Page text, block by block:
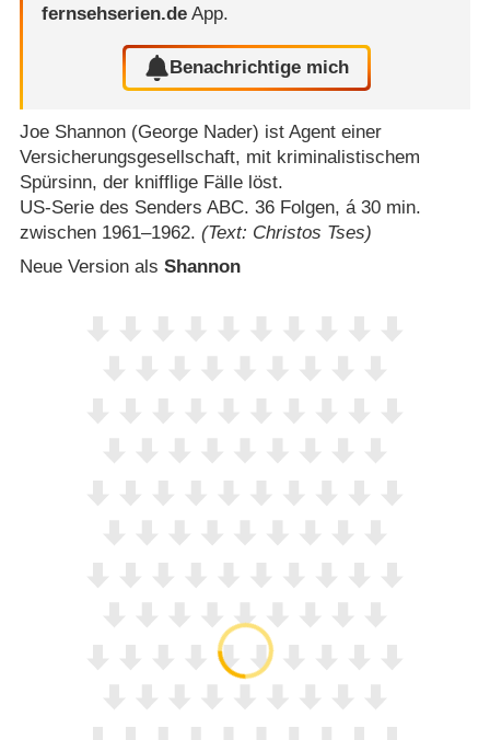
fernsehserien.deApp.
Benachrichtige mich
Joe Shannon (George Nader) ist Agent einer
Versicherungsgesellschaft, mit kriminalistischem
Spürsinn, der knifflige Fälle löst.
US-Serie des Senders ABC. 36 Folgen, á 30 min.
zwischen 1961⁠–⁠1962. (Text: Christos Tses)
Neue Version als Shannon